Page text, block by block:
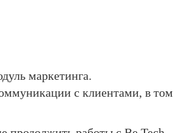
маркетинга.
с клиентами, в том